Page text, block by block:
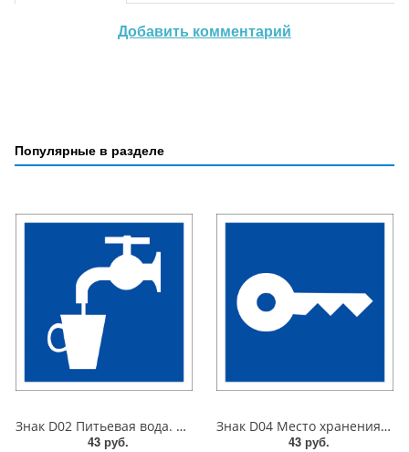
Добавить комментарий
Популярные в разделе
Знак D02 Питьевая вода. 200x200 мм. пленка
43 руб.
Знак D04 Место хранения ключа. 200x200 мм. пленка
43 руб.